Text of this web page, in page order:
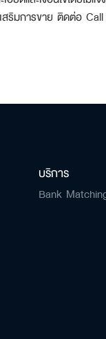
ริมการขาย ติดต่อ
บริการ
Bank
ส่ง